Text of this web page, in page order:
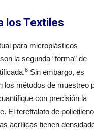
los Textiles
para microplásticos
la segunda “forma” de
8 Sin embargo, es
los métodos de muestreo
con precisión la
El tereftalato de polietileno
acrílicas tienen